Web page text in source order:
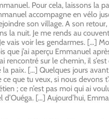
Pour cela, laissons la
accompagne en vélo
son village. A son
la nuit. Je me rends au
vais voir les gendarmes. […]
j’ai aperçu Emmanuel
rencontré sur le chemin, il
paix. […] Quelques jours
que tu veux, si nous devons
; ce n’est pas moi qui ai
[…] Aujourd’hui,